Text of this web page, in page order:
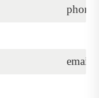
phone
email